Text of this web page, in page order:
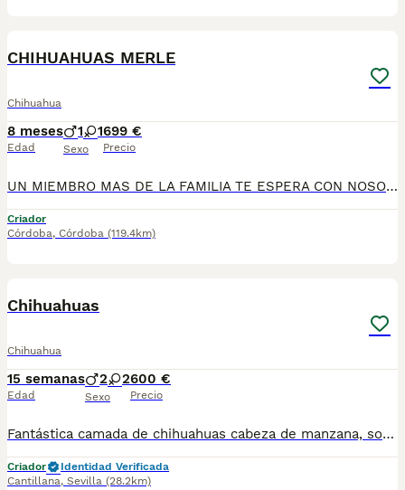
CHIHUAHUAS MERLE
Chihuahua
8 meses
Edad
1 1
Sexo
699 €
Precio
UN MIEMBRO MAS DE LA FAMILIA TE ESPERA CON NOSOTROS , chihuahuas preciosos, machos y hembras disponibles , se entregan con todo al dia respecto a documentación y condiciones sanitarias , tanto así que hacemos entregas totalmente personalizadas y sin un euro por adelantado , obtenerse personas no aptas para tener perros , solo personas responsables. hacemos entregas a toda ESPAÑA . mas info 670864332
Criador
Córdoba, Córdoba (119.4km)
Chihuahuas
Chihuahua
15 semanas
Edad
2 2
Sexo
600 €
Precio
Fantástica camada de chihuahuas cabeza de manzana, son toy y están listos para entregar, 2 vacunas y chip, se puede enviar a contra reembolso, más información llamar o whasap al 687705959, pregunten sin compromiso, machos 600 hembra 650
Criador
Identidad Verificada
Cantillana, Sevilla (28.2km)